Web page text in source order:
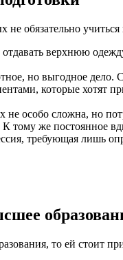
обязательно учиться
верхнюю
но выгодное
которые хотят
не особо сложна, но
тому же постоянное
требующая лишь
то ей стоит